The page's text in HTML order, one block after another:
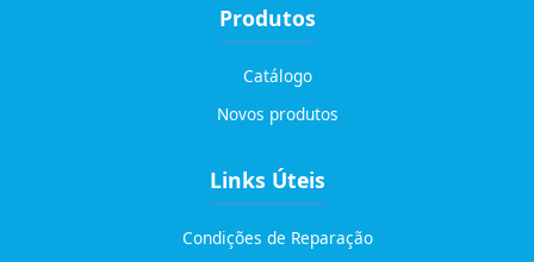
Produtos
Catálogo
Novos produtos
Links Úteis
Condições de Reparação